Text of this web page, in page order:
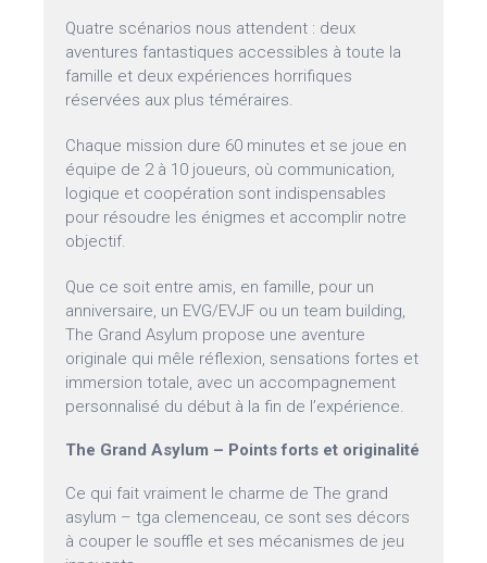
Quatre scénarios nous attendent : deux
aventures fantastiques accessibles à toute la
famille et deux expériences horrifiques
réservées aux plus téméraires.
Chaque mission dure 60 minutes et se joue en
équipe de 2 à 10 joueurs, où communication,
logique et coopération sont indispensables
pour résoudre les énigmes et accomplir notre
objectif.
Que ce soit entre amis, en famille, pour un
anniversaire, un EVG/EVJF ou un team building,
The Grand Asylum propose une aventure
originale qui mêle réflexion, sensations fortes et
immersion totale, avec un accompagnement
personnalisé du début à la fin de l’expérience.
The Grand Asylum – Points forts et originalité
Ce qui fait vraiment le charme de The grand
asylum – tga clemenceau, ce sont ses décors
à couper le souffle et ses mécanismes de jeu